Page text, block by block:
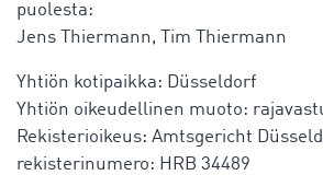
puolesta:
Jens Thiermann, Tim Thiermann
Yhtiön kotipaikka: Düsseldorf
Yhtiön oikeudellinen muoto:
Rekisterioikeus: Amtsgericht
rekisterinumero: HRB 34489